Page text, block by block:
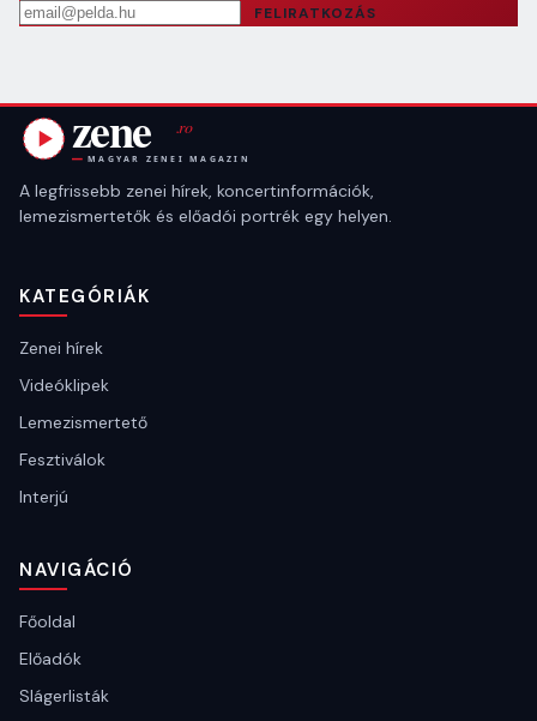
Email cím
FELIRATKOZÁS
A legfrissebb zenei hírek, koncertinformációk,
lemezismertetők és előadói portrék egy helyen.
KATEGÓRIÁK
Zenei hírek
Videóklipek
Lemezismertető
Fesztiválok
Interjú
NAVIGÁCIÓ
Főoldal
Előadók
Slágerlisták